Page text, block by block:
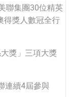
聯集團30位精英
得獎人數冠全行
獎」三項大獎
連續4屆參與